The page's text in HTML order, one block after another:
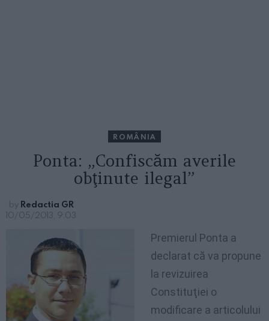
ROMÂNIA
Ponta: „Confiscăm averile
obţinute ilegal”
by Redactia GR
10/05/2013, 9:03
Premierul Ponta a
declarat că va propune
la revizuirea
Constituţiei o
modificare a articolului